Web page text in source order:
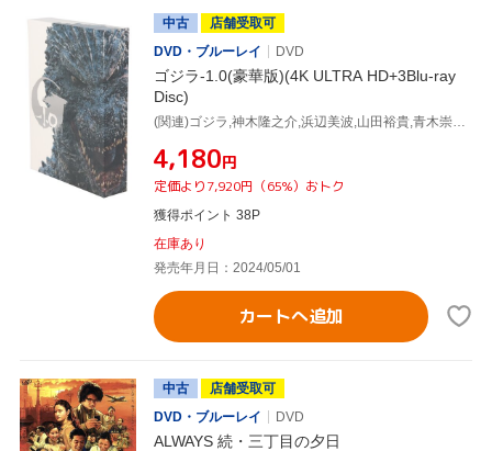
中古
店舗受取可
DVD・ブルーレイ
DVD
ゴジラ-1.0(豪華版)(4K ULTRA HD+3Blu-ray
Disc)
(関連)ゴジラ,神木隆之介,浜辺美波,山田裕貴,青木崇高,吉岡秀隆,安藤サクラ,山崎貴,佐藤直紀
¥4,180円
定価より7,920円（65%）おトク
獲得ポイント 38P
在庫あり
発売年月日：2024/05/01
カートへ追加
中古
店舗受取可
DVD・ブルーレイ
DVD
ALWAYS 続・三丁目の夕日